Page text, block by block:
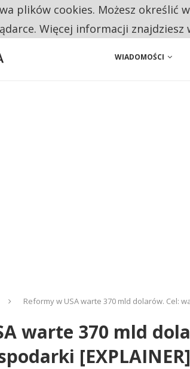
UDERZAJĄ W EUROPEJSKI PRZEMYSŁ. NA LIŚCIE SĄ
WIADOMOŚCI
Reformy w USA warte 370 mld dolarów. Cel:
warte 370 mld
[EXPLAINER]
plików cookies. Możesz
Więcej informacji znajdziesz